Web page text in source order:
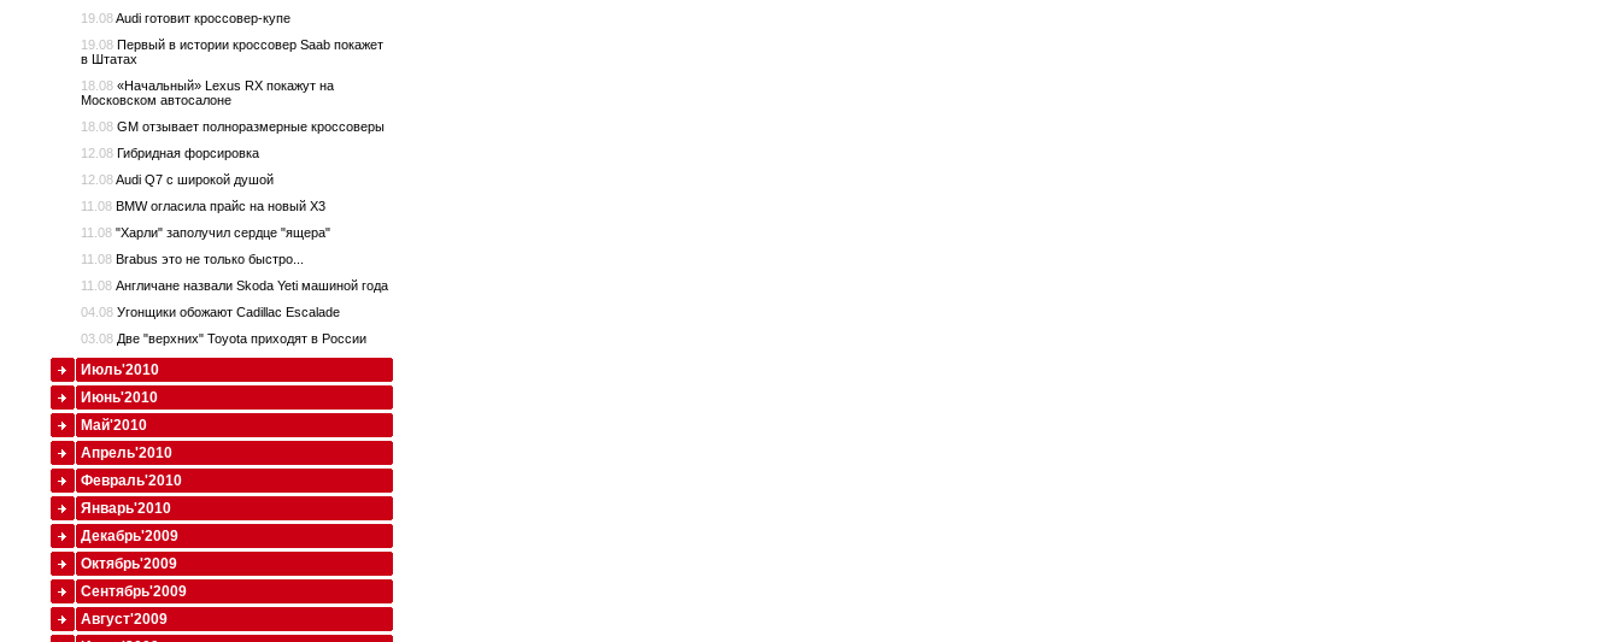
19.08Audi готовит кроссовер-купе
19.08 Первый в истории кроссовер Saab покажет
в Штатах
18.08 «Начальный» Lexus RX покажут на
Московском автосалоне
18.08 GM отзывает полноразмерные кроссоверы
12.08 Гибридная форсировка
12.08Audi Q7 с широкой душой
11.08 BMW огласила прайс на новый X3
11.08 "Харли" заполучил сердце "ящера"
11.08 Brabus это не только быстро...
11.08 Англичане назвали Skoda Yeti машиной года
04.08 Угонщики обожают Cadillac Escalade
03.08 Две "верхних" Toyota приходят в России
Июль'2010
Июнь'2010
Май'2010
Апрель'2010
Февраль'2010
Январь'2010
Декабрь'2009
Октябрь'2009
Сентябрь'2009
Август'2009